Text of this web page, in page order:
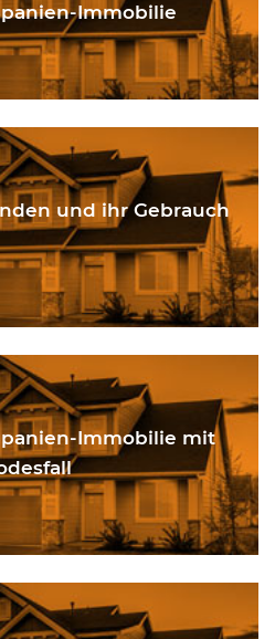
Immobilie
und ihr Gebrauch
Immobilie mit